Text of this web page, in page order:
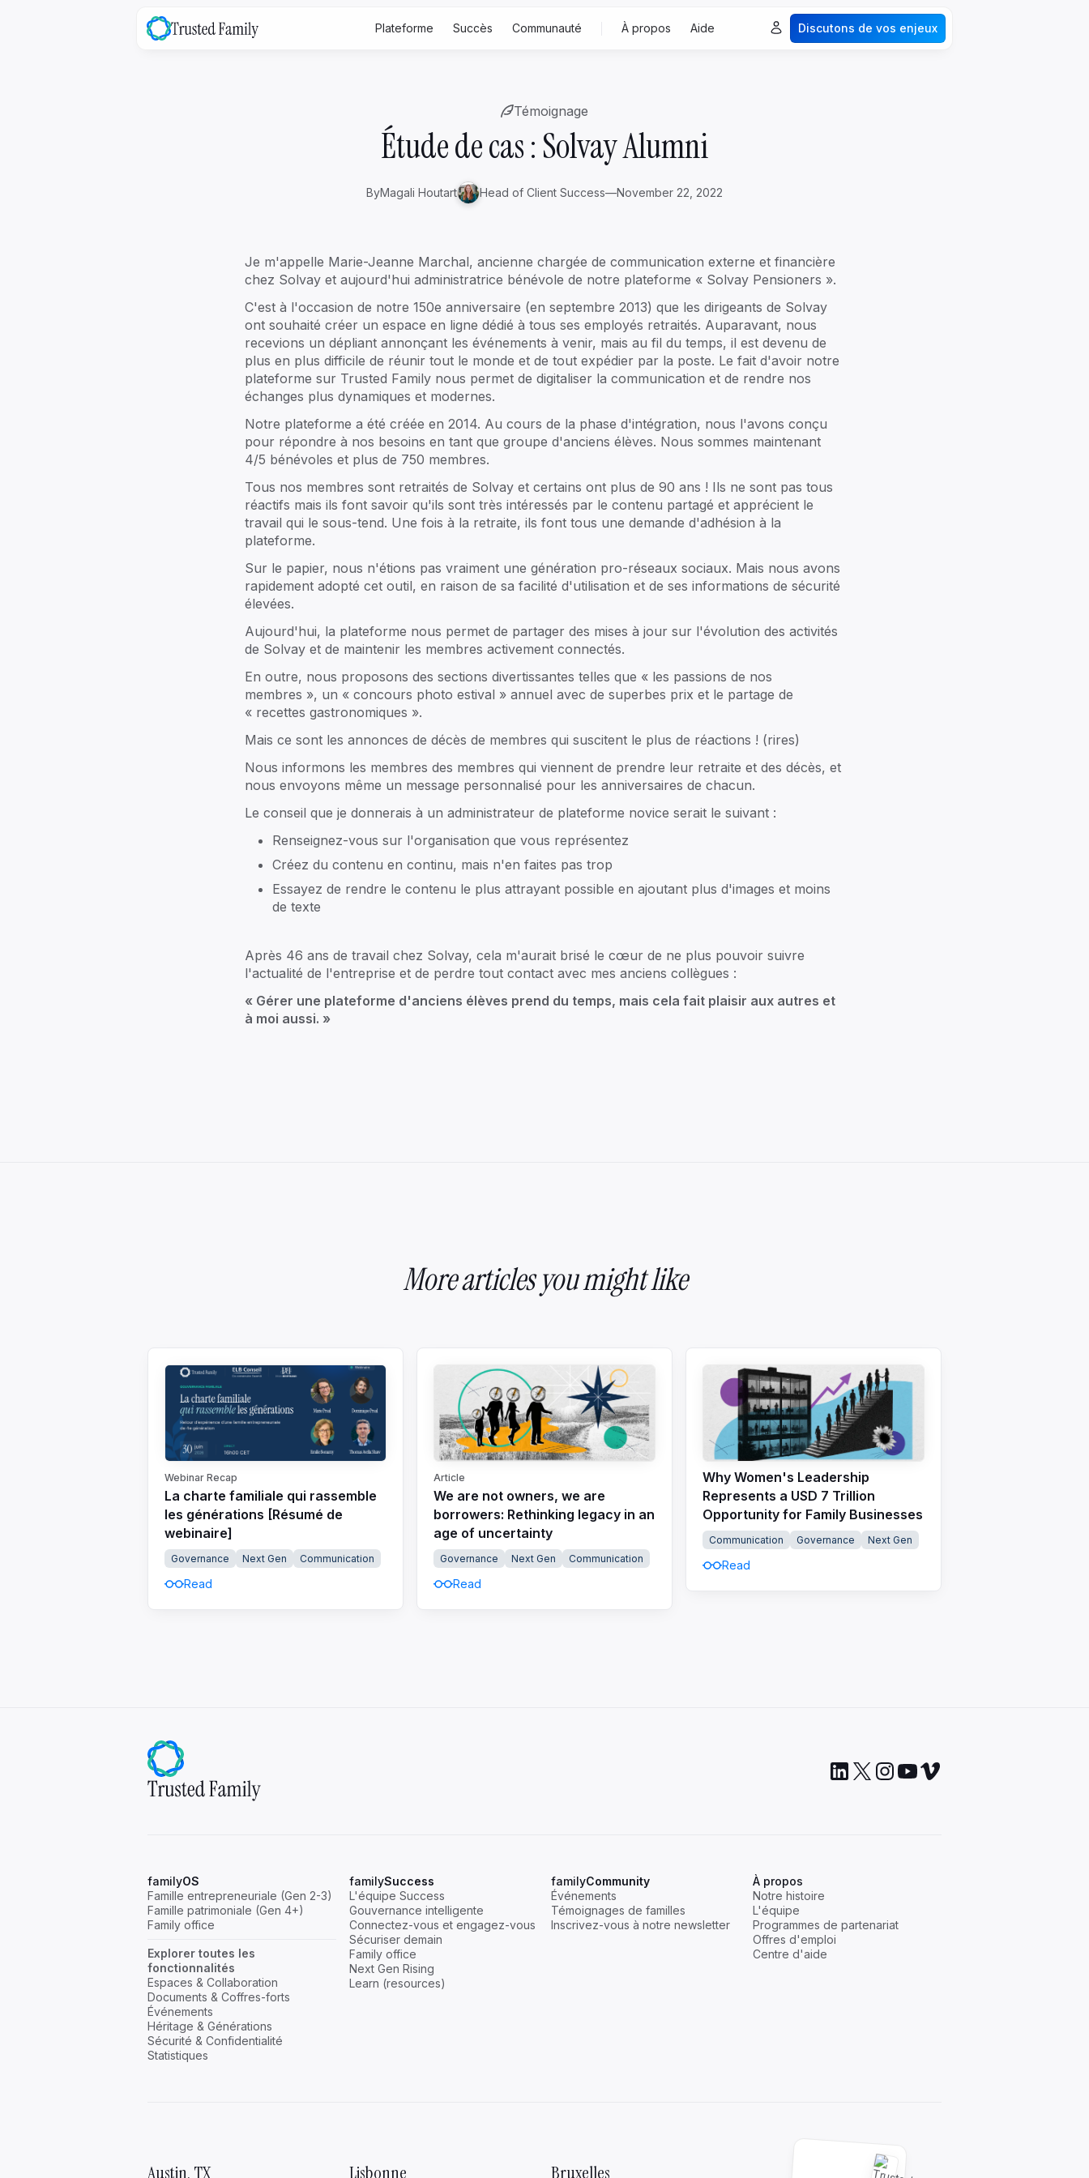
Plateforme Succès Communauté À propos Aide Discutons de vos enjeux
Explore ->
Famille entrepreneuriale
Famille patrimoniale Gen 4+
Événements
familySuccess
Notre équipe vous guide pour faire
prospérer tous les aspects de votre
entreprise familiale ou family office.
Explorez ->
Gouvernance intelligente Family office
Connectez et impliquez Sécurisez vos données
Préparez les leaders de demain
Centre de ressources
Accédez à nos contenus et bonnes
pratiques.
familyCommunity
Rejoignez une communauté dynamique
grâce à des événements et à des
expériences partagées.
Explorez ->
Join our August product tour
Aug 18
Online
Unifying wealth performance and
family governance [Addepar x
Trusted Family]
Pour les famillespar les familles
multigénérationnels grâce à une plateforme de gouvernance
et de collaboration conçue pour répondre à leurs besoins
TF Magazine
Offres d'emploi
Témoignage
Étude de cas : Solvay Alumni
ByMagali Houtart Head of Client Success—November 22, 2022
Je m'appelle Marie-Jeanne Marchal, ancienne chargée de communication externe et financière
chez Solvay et aujourd'hui administratrice bénévole de notre plateforme « Solvay Pensioners ».
C'est à l'occasion de notre 150e anniversaire (en septembre 2013) que les dirigeants de Solvay
ont souhaité créer un espace en ligne dédié à tous ses employés retraités. Auparavant, nous
recevions un dépliant annonçant les événements à venir, mais au fil du temps, il est devenu de
plus en plus difficile de réunir tout le monde et de tout expédier par la poste. Le fait d'avoir notre
plateforme sur Trusted Family nous permet de digitaliser la communication et de rendre nos
échanges plus dynamiques et modernes.
Notre plateforme a été créée en 2014. Au cours de la phase d'intégration, nous l'avons conçu
pour répondre à nos besoins en tant que groupe d'anciens élèves. Nous sommes maintenant
4/5 bénévoles et plus de 750 membres.
Tous nos membres sont retraités de Solvay et certains ont plus de 90 ans ! Ils ne sont pas tous
réactifs mais ils font savoir qu'ils sont très intéressés par le contenu partagé et apprécient le
travail qui le sous-tend. Une fois à la retraite, ils font tous une demande d'adhésion à la
plateforme.
Sur le papier, nous n'étions pas vraiment une génération pro-réseaux sociaux. Mais nous avons
rapidement adopté cet outil, en raison de sa facilité d'utilisation et de ses informations de sécurité
élevées.
Aujourd'hui, la plateforme nous permet de partager des mises à jour sur l'évolution des activités
de Solvay et de maintenir les membres activement connectés.
En outre, nous proposons des sections divertissantes telles que « les passions de nos
membres », un « concours photo estival » annuel avec de superbes prix et le partage de
« recettes gastronomiques ».
Mais ce sont les annonces de décès de membres qui suscitent le plus de réactions ! (rires)
Nous informons les membres des membres qui viennent de prendre leur retraite et des décès, et
nous envoyons même un message personnalisé pour les anniversaires de chacun.
Le conseil que je donnerais à un administrateur de plateforme novice serait le suivant :
Renseignez-vous sur l'organisation que vous représentez
Créez du contenu en continu, mais n'en faites pas trop
Essayez de rendre le contenu le plus attrayant possible en ajoutant plus d'images et moins
de texte
Après 46 ans de travail chez Solvay, cela m'aurait brisé le cœur de ne plus pouvoir suivre
l'actualité de l'entreprise et de perdre tout contact avec mes anciens collègues :
« Gérer une plateforme d'anciens élèves prend du temps, mais cela fait plaisir aux autres et
à moi aussi. »
More articles you might like
Webinar Recap
La charte familiale qui rassemble
les générations [Résumé de
webinaire]
Governance Next Gen Communication
Read
Article
We are not owners, we are
borrowers: Rethinking legacy in an
age of uncertainty
Governance Next Gen Communication
Read
Why Women's Leadership
Represents a USD 7 Trillion
Opportunity for Family Businesses
Communication Governance Next Gen
Read
familyOS
Famille entrepreneuriale (Gen 2-3)
Famille patrimoniale (Gen 4+)
Family office
Explorer toutes les
fonctionnalités
Espaces & Collaboration
Documents & Coffres-forts
Événements
Héritage & Générations
Sécurité & Confidentialité
Statistiques
familySuccess
L'équipe Success
Gouvernance intelligente
Connectez-vous et engagez-vous
Sécuriser demain
Family office
Next Gen Rising
Learn (resources)
familyCommunity
Événements
Témoignages de familles
Inscrivez-vous à notre newsletter
À propos
Notre histoire
L'équipe
Programmes de partenariat
Offres d'emploi
Centre d'aide
Austin, TX Lisbonne Bruxelles